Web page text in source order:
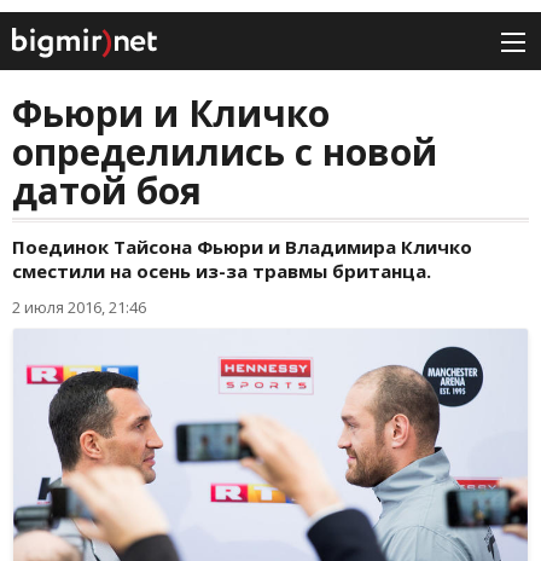
Фьюри и Кличко
определились с новой
датой боя
Поединок Тайсона Фьюри и Владимира Кличко
сместили на осень из-за травмы британца.
2 июля 2016, 21:46